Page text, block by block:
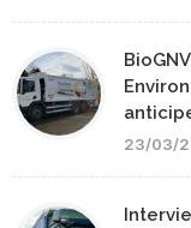
23/03/